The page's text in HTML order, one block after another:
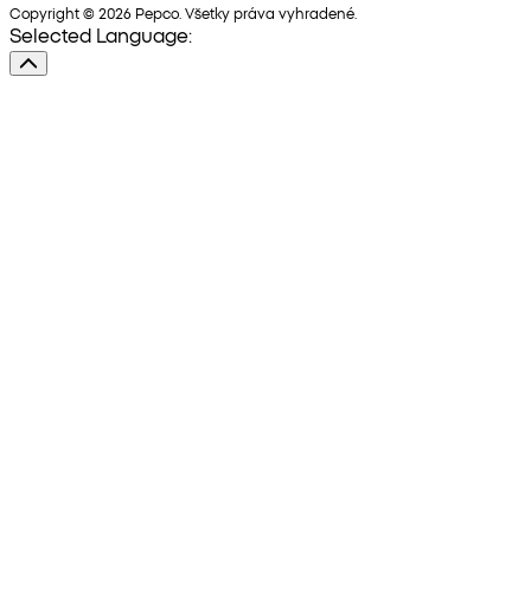
Copyright © 2026 Pepco. Všetky práva vyhradené.
Selected Language: